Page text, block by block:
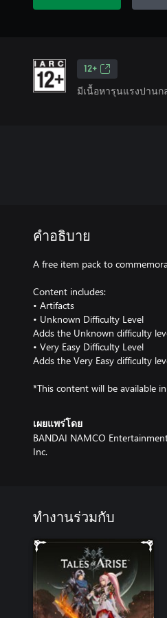
12+
มีเนื้อหารุนแรงปานก
คำอธิบาย
A free item pack to
Content includes:
• Artifacts
• Unknown Difficulty Level
Adds the Unknown difficulty
• Very Easy Difficulty Level
Adds the Very Easy difficulty
*This content will be available
เผยแพร่โดย
BANDAI NAMCO
Inc.
ทำงานร่วมกับ